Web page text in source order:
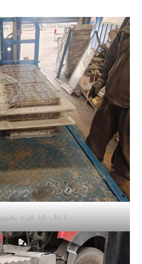
انڈہ کا ٹرے